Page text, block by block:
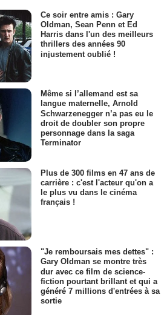
Ce soir entre amis : Gary
Oldman, Sean Penn et Ed
Harris dans l'un des meilleurs
thrillers des années 90
injustement oublié !
Même si l’allemand est sa
langue maternelle, Arnold
Schwarzenegger n’a pas eu le
droit de doubler son propre
personnage dans la saga
Terminator
Plus de 300 films en 47 ans de
carrière : c'est l'acteur qu'on a
le plus vu dans le cinéma
français !
"Je remboursais mes dettes" :
Gary Oldman se montre très
dur avec ce film de science-
fiction pourtant brillant et qui a
généré 7 millions d'entrées à sa
sortie